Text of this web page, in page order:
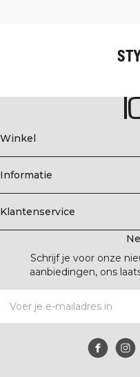
Winkel
Informatie
Klantenservice
Schrijf je voor onze
aanbiedingen, ons